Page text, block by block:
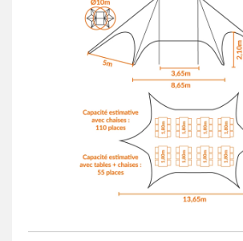
organisation d’événements
. Son
une ambiance conviviale et
que vous pourrez aménager comme
La forme et la hauteur de cette tente
visibilité unique
lors de
événements en extérieur.
assorti garantit une
contre les intempéries. Si
pourrez fermer complètement votre